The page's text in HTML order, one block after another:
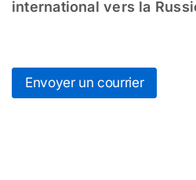
international vers la
Envoyer un courrier